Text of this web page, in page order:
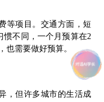
等项目。交通方面，短
惯不同，一个月预算在2
也需要做好预算。
，但许多城市的生活成